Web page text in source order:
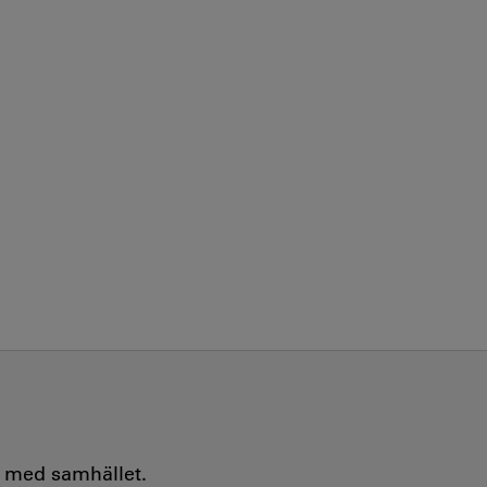
samhället.